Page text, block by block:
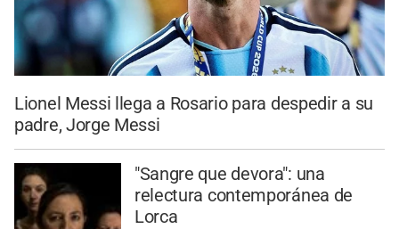
Lionel Messi llega a Rosario para despedir a su
padre, Jorge Messi
"Sangre que devora": una
relectura contemporánea de
Lorca